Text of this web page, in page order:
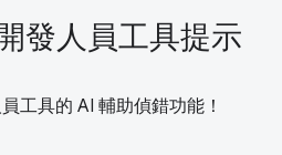
發人員工具提示
工具的 AI 輔助偵錯功能！